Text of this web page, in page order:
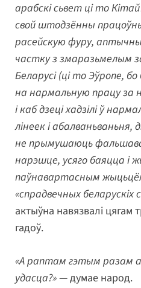
арабскі сьвет ці то
свой штодзённы
расейскую фуру,
частку з змаразьмелым
Беларусі (ці то Эўропе, бо
на нармальную працу за
і каб дзеці хадзілі ў
лінеек і абалваньваньня,
не прымушаюць
нарэшце, усяго баяцца і
паўнавартасным
«спрадвечных
актыўна навязвалі цягам
гадоў.
«А раптам гэтым разам
удасца?»— думае народ.